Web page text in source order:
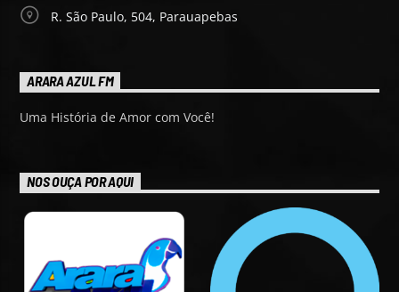
R. São Paulo, 504, Parauapebas
ARARA AZUL FM
Uma História de Amor com Você!
NOS OUÇA POR AQUI